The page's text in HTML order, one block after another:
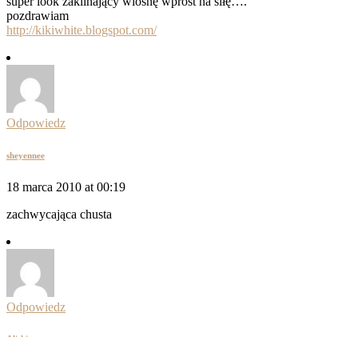
pozdrawiam
http://kikiwhite.blogspot.com/
Odpowiedz
sheyennee
18 marca 2010 at 00:19
zachwycająca chusta
Odpowiedz